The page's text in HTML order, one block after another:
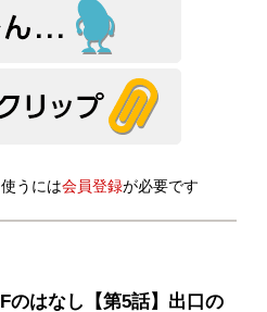
うには会員登録が必要です
のはなし【第5話】出口の